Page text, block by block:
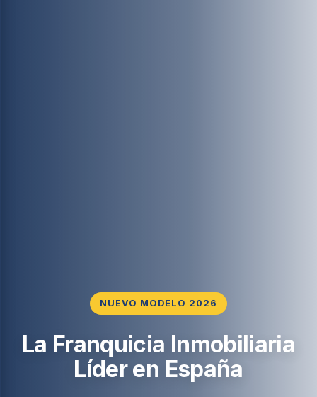
NUEVO MODELO 2026
La Franquicia Inmobiliaria
Líder en España